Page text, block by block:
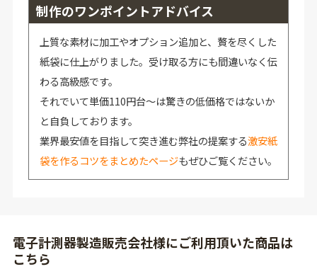
制作のワンポイントアドバイス
上質な素材に加工やオプション追加と、贅を尽くした
紙袋に仕上がりました。受け取る方にも間違いなく伝
わる高級感です。
それでいて単価110円台～は驚きの低価格ではないか
と自負しております。
業界最安値を目指して突き進む弊社の提案する激安紙
袋を作るコツをまとめたページもぜひご覧ください。
電子計測器製造販売会社様にご利用頂いた商品は
こちら